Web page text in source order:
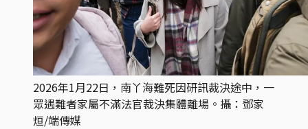
2026年1月22日，南丫海難死因研訊裁決途中，一
眾遇難者家屬不滿法官裁決集體離場。攝：鄧家
烜/端傳媒